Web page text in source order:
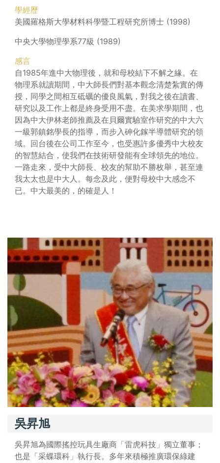
學經歷
美國羅格斯大學材料科學暨工程研究所博士 (1998)
中央大學物理學系77級 (1989)
感言
自1985年進中大物理後，就和母校結下不解之緣。在
物理系就讀期間，中大師長們對基本觀念清楚紮實的傳
授，同學之間相互砥礪的優良風氣，對我之後在讀書、
研究以及工作上都是終身受用不盡。在美求學期間，也
因為中大伊林老師推薦及在貝爾實驗室作研究的中大六
一級郭鎮銘學長的指導，而步入砷化鎵半導體研究的領
域。回台後在公司工作至今，也受惠許多優秀中大校友
的智慧結合，使我們在技術研發能有全球領先的地位。
一路走來，受中大師長、校友的幫助不勝枚舉，甚至連
我太太也是中大人。每念及此，便對母校中大感念不
已。中大最美的，的確是人！
吳昇旭
吳昇旭為國際搖控玩具生廠商「雷虎科技」獨立董事；
也是「采蝶環科」執行長。多年來積極推廣環保綠建